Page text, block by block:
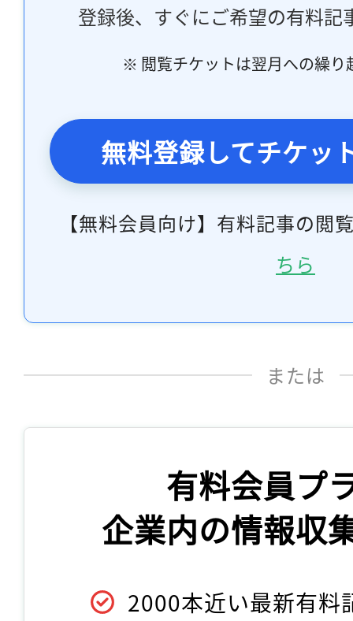
登録後、すぐにご希望の有料記
※ 閲覧チケットは翌月への繰り
無料登録してチケッ
【無料会員向け】有料記事の閲
ちら
または
有料会員プ
企業内の情報収
2000本近い最新有料